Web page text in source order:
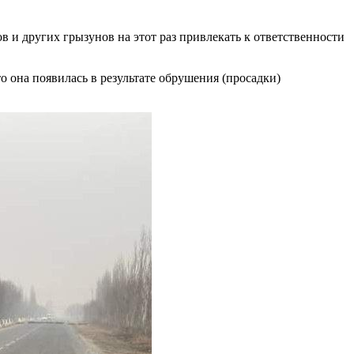
других грызунов на этот раз привлекать к ответственности
появилась в результате обрушения (просадки)